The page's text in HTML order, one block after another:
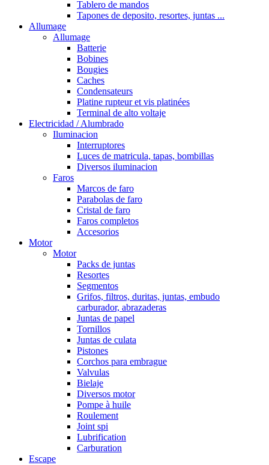
Tablero de mandos
Tapones de deposito, resortes, juntas ...
Allumage
Allumage
Batterie
Bobines
Bougies
Caches
Condensateurs
Platine rupteur et vis platinées
Terminal de alto voltaje
Electricidad / Alumbrado
Iluminacion
Interruptores
Luces de matricula, tapas, bombillas
Diversos iluminacion
Faros
Marcos de faro
Parabolas de faro
Cristal de faro
Faros completos
Accesorios
Motor
Motor
Packs de juntas
Resortes
Segmentos
Grifos, filtros, duritas, juntas, embudo
carburador, abrazaderas
Juntas de papel
Tornillos
Juntas de culata
Pistones
Corchos para embrague
Valvulas
Bielaje
Diversos motor
Pompe à huile
Roulement
Joint spi
Lubrification
Carburation
Escape